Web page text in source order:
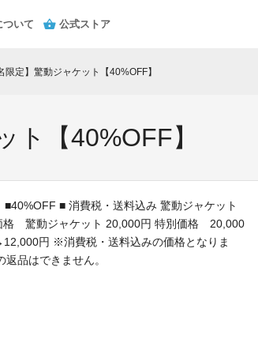
ついて 公式ストア
限定】驚動ジャケット【40%OFF】
ト【40%OFF】
■ 消費税・送料込み 驚動ジャケット
格 驚動ジャケット 20,000円 特別価格 20,000
円 ※消費税・送料込みの価格となりま
品はできません。